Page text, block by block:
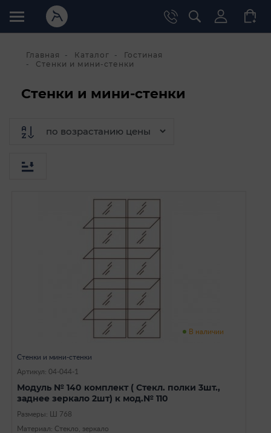
Главная Каталог
Гостиная
Стенки и мини-стенки
Стенки и мини-стенки
В наличии
Стенки и мини-стенки
Артикул: 04-044-1
Модуль № 140 комплект ( Стекл. полки 3шт.,
заднее зеркало 2шт) к мод.№ 110
Размеры: Ш 768
Материал: Стекло, зеркало